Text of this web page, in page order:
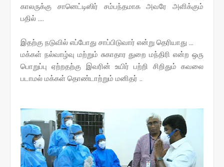
காலருக்கு சானெட்டிஸிர் சம்பந்தமாக அவரே அளிக்கும்
பதில் ....
இதற்கு நடுவில் எப்போது சாப்பிடுவார் என்று தெரியாது ...
மக்கள் நல்வாழ்வு மற்றும் சுகாதார துறை மந்திரி என்ற ஒரு
பொறுப்பு ஏற்றதற்கு இவரின் உயிர் பற்றி சிறிதும் கவலை
படாமல் மக்கள் தொண்டாற்றும் மனிதர் ..